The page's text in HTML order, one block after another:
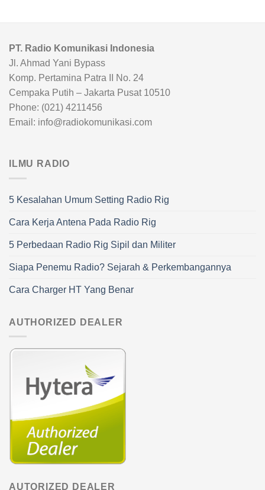
PT. Radio Komunikasi Indonesia
Jl. Ahmad Yani Bypass
Komp. Pertamina Patra II No. 24
Cempaka Putih – Jakarta Pusat 10510
Phone: (021) 4211456
Email: info@radiokomunikasi.com
ILMU RADIO
5 Kesalahan Umum Setting Radio Rig
Cara Kerja Antena Pada Radio Rig
5 Perbedaan Radio Rig Sipil dan Militer
Siapa Penemu Radio? Sejarah & Perkembangannya
Cara Charger HT Yang Benar
AUTHORIZED DEALER
AUTORIZED DEALER